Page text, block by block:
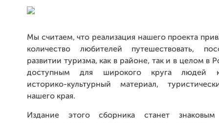
Мы считаем, что реализация нашего проекта
количество любителей путешествовать,
развитии туризма, как в районе, так и в целом в
доступным для широкого круга людей
историко-культурный материал,
нашего края.
Издание этого сборника станет